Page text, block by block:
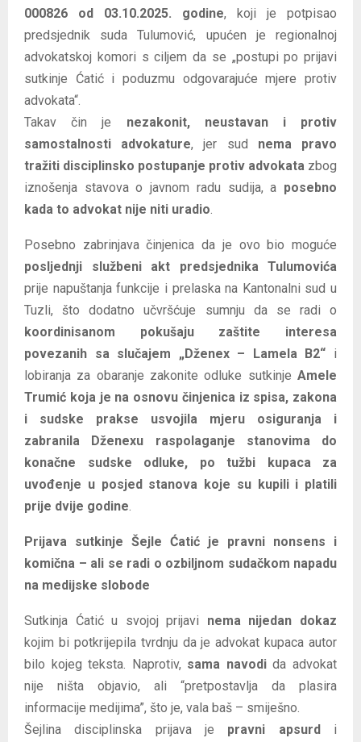
000826 od 03.10.2025. godine, koji je potpisao
predsjednik suda Tulumović, upućen je regionalnoj
advokatskoj komori s ciljem da se „postupi po prijavi
sutkinje Ćatić i poduzmu odgovarajuće mjere protiv
advokata“.
Takav čin je nezakonit, neustavan i protiv
samostalnosti advokature, jer sud nema pravo
tražiti disciplinsko postupanje protiv advokata zbog
iznošenja stavova o javnom radu sudija, a posebno
kada to advokat nije niti uradio
Posebno zabrinjava činjenica da je ovo bio moguće
posljednji službeni akt predsjednika Tulumovića
prije napuštanja funkcije i prelaska na Kantonalni sud u
Tuzli, što dodatno učvršćuje sumnju da se radi o
koordinisanom pokušaju zaštite interesa
povezanih sa slučajem „Dženex – Lamela B2“ i
lobiranja za obaranje zakonite odluke sutkinje Amele
Trumić koja je na osnovu činjenica iz spisa, zakona
i sudske prakse usvojila mjeru osiguranja i
zabranila Dženexu raspolaganje stanovima do
konačne sudske odluke, po tužbi kupaca za
uvođenje u posjed stanova koje su kupili i platili
prije dvije godine
Prijava sutkinje Šejle Ćatić je pravni nonsens i
komična – ali se radi o ozbiljnom sudačkom napadu
na medijske slobode
Sutkinja Ćatić u svojoj prijavi nema nijedan dokaz
kojim bi potkrijepila tvrdnju da je advokat kupaca autor
bilo kojeg teksta. Naprotiv, sama navodida advokat
nije ništa objavio, ali “pretpostavlja da plasira
informacije medijima”, što je, vala baš – smiješno.
Šejlina disciplinska prijava je pravni apsurdi